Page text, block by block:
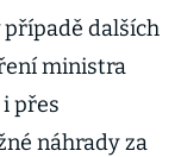
případě dalších
ministra
přes
náhrady za